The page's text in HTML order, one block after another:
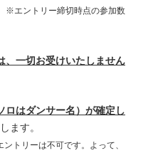
※エントリー締切時点の参加数
、一切お受けいたしません
ロはダンサー名）が確定し
ます。
トリーは不可です。よって、